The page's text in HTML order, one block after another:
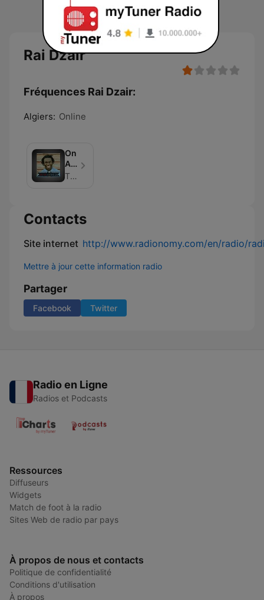
Rai Dzair
Fréquences Rai Dzair:
Algiers: Online
On
Air
With
The Jo Johnson
Contacts
Site internet http://www.radionomy.com/en/radio/
Mettre à jour cette information radio
Partager
Facebook Twitter
Radio en Ligne
Radios et Podcasts
Ressources
Diffuseurs
Widgets
Match de foot à la radio
Sites Web de radio par pays
À propos de nous et contacts
Politique de confidentialité
Conditions d'utilisation
À propos